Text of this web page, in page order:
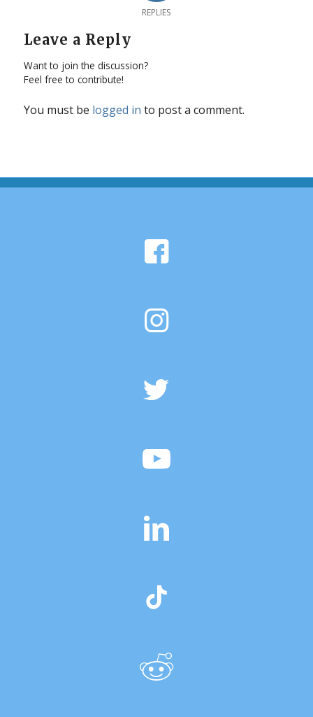
REPLIES
Leave a Reply
Want to join the discussion?
Feel free to contribute!
You must be logged in to post a comment.